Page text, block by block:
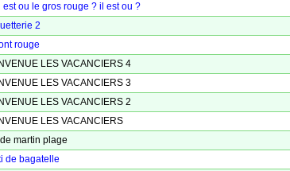
est ou le gros rouge ? il est ou ?
2
rouge
LES VACANCIERS 4
LES VACANCIERS 3
LES VACANCIERS 2
LES VACANCIERS
martin plage
de bagatelle